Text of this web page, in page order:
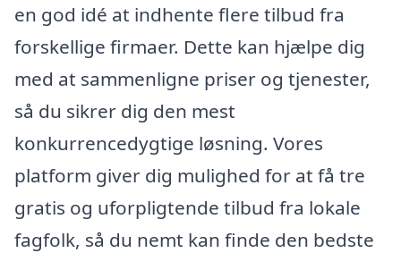
en god idé at indhente flere tilbud fra
forskellige firmaer. Dette kan hjælpe dig
med at sammenligne priser og tjenester,
så du sikrer dig den mest
konkurrencedygtige løsning. Vores
platform giver dig mulighed for at få tre
gratis og uforpligtende tilbud fra lokale
fagfolk, så du nemt kan finde den bedste